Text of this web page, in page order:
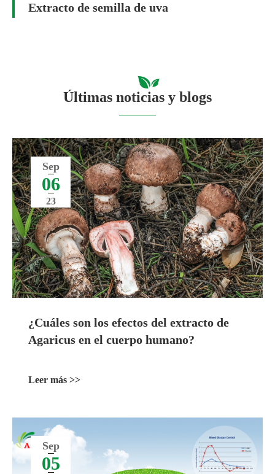
Extracto de semilla de uva
Últimas noticias y blogs
Sep
06
23
¿Cuáles son los efectos del extracto de
Agaricus en el cuerpo humano?
Leer más >>
Sep
05